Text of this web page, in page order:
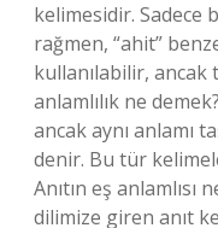
kelimesidir. Sadece
rağmen, “ahit”
kullanılabilir, ancak
anlamlılık ne
ancak aynı anlamı
denir. Bu tür
Anıtın eş anlamlısı
dilimize giren anıt